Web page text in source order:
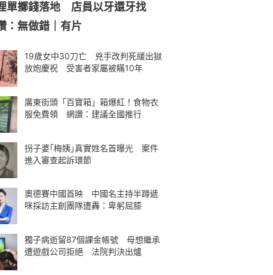
單擲錢落地 店員以牙還牙找
無做錯｜有片
19歲女中30刀亡 兇手改判死緩出獄
放炮慶祝 受害者家屬被瞞10年
廣東街頭「百寶箱」箱爆紅！食物衣
服免費領 網讚：建議全國推行
拐子婆｢梅姨｣真實姓名首曝光 案件
進入審查起訴環節
奧德賽中國首映 中國名主持半蹲遞
咪採訪主創團隊遭轟：卑躬屈膝
獨子病逝留87個課金帳號 母想繼承
遭遊戲公司拒絕 法院判決出爐